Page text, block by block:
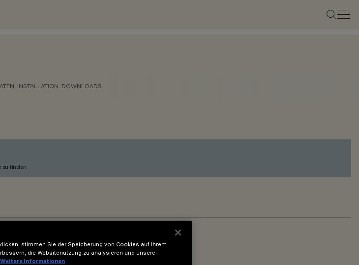
INSTALLATION DOWNLOADS
zu finden.
stimmen Sie der Speicherung von Cookies auf Ihrem
die Websitenutzung zu analysieren und unsere
Weitere Informationen